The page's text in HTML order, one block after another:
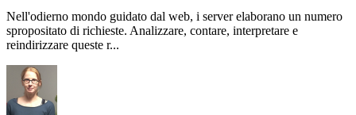
Nell'odierno mondo guidato dal web, i server elaborano un numero
spropositato di richieste. Analizzare, contare, interpretare e
reindirizzare queste r...